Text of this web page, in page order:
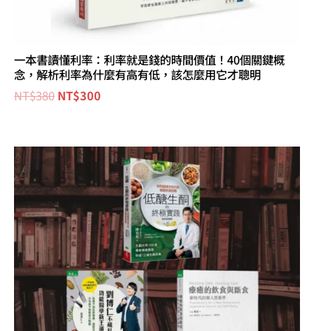
一本書讀懂利率：利率就是錢的時間價值！40個關鍵概
念，解析利率為什麼有高有低，該怎麼用它才聰明
NT$380 NT$300